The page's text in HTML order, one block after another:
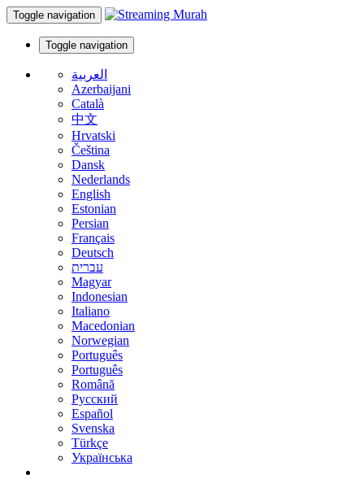
Toggle navigation
Toggle navigation
العربية
Azerbaijani
Català
中文
Hrvatski
Čeština
Dansk
Nederlands
English
Estonian
Persian
Français
Deutsch
עברית
Magyar
Indonesian
Italiano
Macedonian
Norwegian
Português
Português
Română
Русский
Español
Svenska
Türkçe
Українська